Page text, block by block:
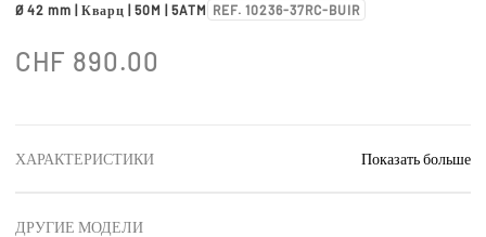
Ø 42 mm | Кварц | 50M | 5ATM REF. 10236-37RC-BUIR
CHF 890.00
ХАРАКТЕРИСТИКИ Показать больше
ДРУГИЕ МОДЕЛИ